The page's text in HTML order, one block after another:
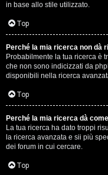
in base allo stile utilizzato.
Top
Perché la mia ricerca non dà
Probabilmente la tua ricerca è
che non sono indicizzati da
disponibili nella ricerca
Top
Perché la mia ricerca dà
La tua ricerca ha dato troppi
la ricerca avanzata e sii più
dei forum in cui cercare.
Top